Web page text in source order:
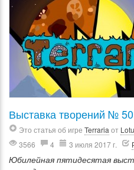
Выставка творений №
Это статья об игре Terraria от
3566
4 3 июля 2017 г.
Юбилейная пятидесятая